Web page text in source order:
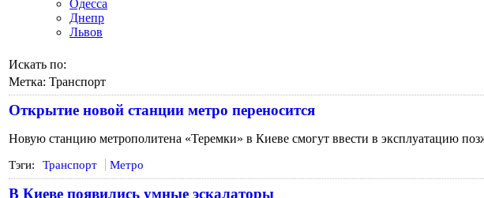
Одесса
Днепр
Львов
Искать по:
Метка: Транспорт
Открытие новой станции метро переносится
Новую станцию метрополитена «Теремки» в Киеве смогут ввести в эксплуатацию
Тэги: Транспорт Метро
В Киеве появились умные эскалаторы